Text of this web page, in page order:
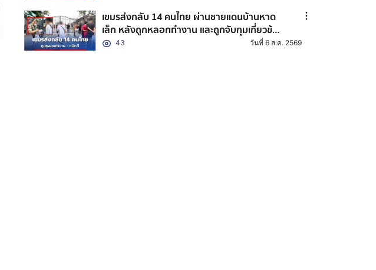
เขมรส่งกลับ 14 คนไทย ผ่านชายแดนบ้านหาด
เล็ก หลังถูกหลอกทำงาน และถูกจับกุมเกี่ยวข้อง
กับอาชญากรรมออนไลน์
43 วันที่ 6 ส.ค. 2569